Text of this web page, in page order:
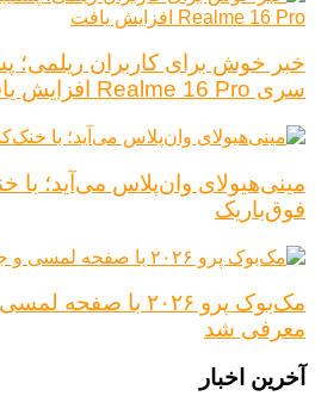
خبر خوش برای کاربران ریلمی؛
سری Realme 16 Pro افزایش یافت
مینی‌هیولای وان‌پلاس می‌آید؛ با
فوق‌باریک
مک‌بوک پرو ۲۰۲۶ با
معرفی شد
آخرین اخبار